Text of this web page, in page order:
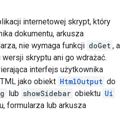
internetowej skrypt, który
dokumentu, arkusza
nie wymaga funkcji doGet , a
skryptu ani go wdrażać.
interfejs użytkownika
jako obiekt HtmlOutput do
lub showSidebar obiektu Ui
formularza lub arkusza